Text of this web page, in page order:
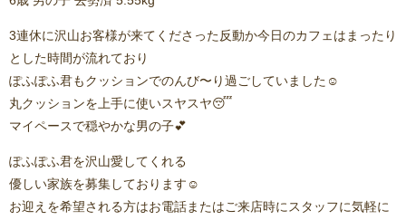
3連休に沢山お客様が来てくださった反動か今日のカフェはまったり
とした時間が流れており
ぽふぽふ君もクッションでのんび〜り過ごしていました☺️
丸クッションを上手に使いスヤスヤ😴
マイペースで穏やかな男の子💕
ぽふぽふ君を沢山愛してくれる
優しい家族を募集しております☺️
お迎えを希望される方はお電話またはご来店時にスタッフに気軽に